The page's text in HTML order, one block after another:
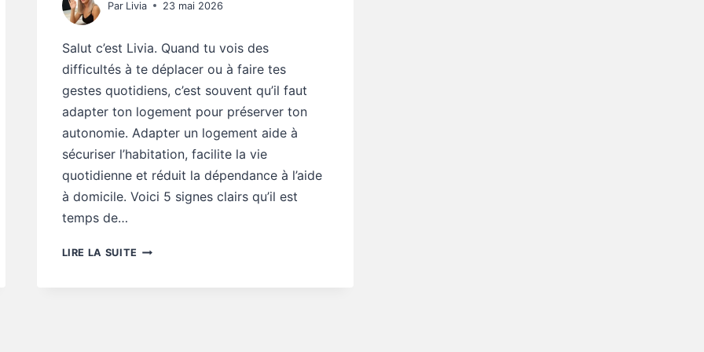
Par Livia 23 mai 2026
Salut c’est Livia. Quand tu vois des
difficultés à te déplacer ou à faire tes
gestes quotidiens, c’est souvent qu’il faut
adapter ton logement pour préserver ton
autonomie. Adapter un logement aide à
sécuriser l’habitation, facilite la vie
quotidienne et réduit la dépendance à l’aide
à domicile. Voici 5 signes clairs qu’il est
temps de…
LIRE LA SUITE CONSEILS